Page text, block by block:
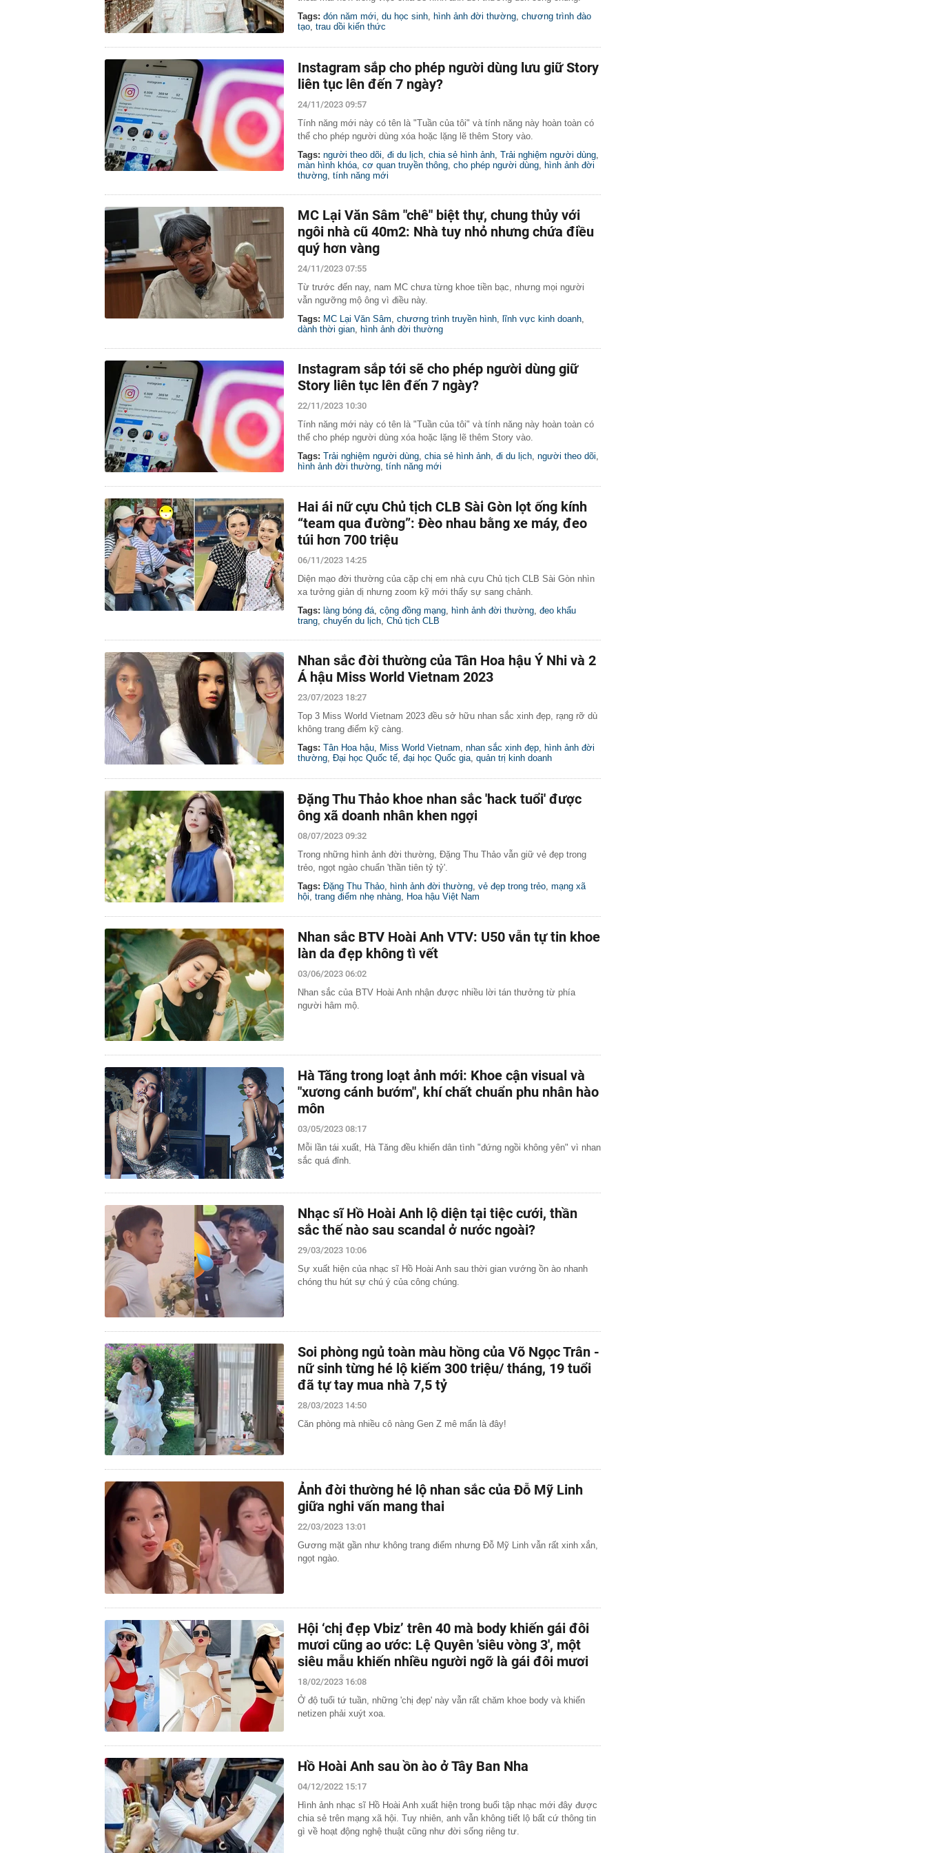
Tags: đón năm mới, du học sinh, hình ảnh đời thường, chương trình đào
tạo, trau dồi kiến thức
Instagram sắp cho phép người dùng lưu giữ Story
liên tục lên đến 7 ngày?
24/11/2023 09:57
Tính năng mới này có tên là "Tuần của tôi" và tính năng này hoàn toàn có
thể cho phép người dùng xóa hoặc lặng lẽ thêm Story vào.
Tags: người theo dõi đi du lịch chia sẻ hình ảnh Trải nghiệm người dùng
màn hình khóa cơ quan truyền thông cho phép người dùng hình ảnh đời
thường tính năng mới
MC Lại Văn Sâm "chê" biệt thự, chung thủy với
ngôi nhà cũ 40m2: Nhà tuy nhỏ nhưng chứa điều
quý hơn vàng
24/11/2023 07:55
Từ trước đến nay, nam MC chưa từng khoe tiền bạc, nhưng mọi người
vẫn ngưỡng mộ ông vì điều này.
Tags: MC Lại Văn Sâm chương trình truyền hình lĩnh vực kinh doanh
dành thời gian hình ảnh đời thường
Instagram sắp tới sẽ cho phép người dùng giữ
Story liên tục lên đến 7 ngày?
22/11/2023 10:30
Tính năng mới này có tên là "Tuần của tôi" và tính năng này hoàn toàn có
thể cho phép người dùng xóa hoặc lặng lẽ thêm Story vào.
Tags: Trải nghiệm người dùng chia sẻ hình ảnh đi du lịch người theo dõi
hình ảnh đời thường tính năng mới
Hai ái nữ cựu Chủ tịch CLB Sài Gòn lọt ống kính
“team qua đường”: Đèo nhau bằng xe máy, đeo
túi hơn 700 triệu
06/11/2023 14:25
Diện mạo đời thường của cặp chị em nhà cựu Chủ tịch CLB Sài Gòn nhìn
xa tưởng giản dị nhưng zoom kỹ mới thấy sự sang chảnh.
Tags: làng bóng đá, cộng đồng mạng, hình ảnh đời thường, đeo khẩu
trang, chuyến du lịch, Chủ tịch CLB
Nhan sắc đời thường của Tân Hoa hậu Ý Nhi và 2
Á hậu Miss World Vietnam 2023
23/07/2023 18:27
Top 3 Miss World Vietnam 2023 đều sở hữu nhan sắc xinh đẹp, rạng rỡ dù
không trang điểm kỹ càng.
Tags: Tân Hoa hậu, Miss World Vietnam, nhan sắc xinh đẹp, hình ảnh đời
thường, Đại học Quốc tế, đại học Quốc gia, quản trị kinh doanh
Đặng Thu Thảo khoe nhan sắc 'hack tuổi' được
ông xã doanh nhân khen ngợi
08/07/2023 09:32
Trong những hình ảnh đời thường, Đặng Thu Thảo vẫn giữ vẻ đẹp trong
trẻo, ngọt ngào chuẩn 'thần tiên tỷ tỷ'.
Tags: Đặng Thu Thảo hình ảnh đời thường vẻ đẹp trong trẻo mạng xã
hội trang điểm nhẹ nhàng Hoa hậu Việt Nam
Nhan sắc BTV Hoài Anh VTV: U50 vẫn tự tin khoe
làn da đẹp không tì vết
03/06/2023 06:02
Nhan sắc của BTV Hoài Anh nhận được nhiều lời tán thưởng từ phía
người hâm mộ.
Hà Tăng trong loạt ảnh mới: Khoe cận visual và
"xương cánh bướm", khí chất chuẩn phu nhân hào
môn
03/05/2023 08:17
Mỗi lần tái xuất, Hà Tăng đều khiến dân tình "đứng ngồi không yên" vì nhan
sắc quá đỉnh.
Nhạc sĩ Hồ Hoài Anh lộ diện tại tiệc cưới, thần
sắc thế nào sau scandal ở nước ngoài?
29/03/2023 10:06
Sự xuất hiện của nhạc sĩ Hồ Hoài Anh sau thời gian vướng ồn ào nhanh
chóng thu hút sự chú ý của công chúng.
Soi phòng ngủ toàn màu hồng của Võ Ngọc Trân -
nữ sinh từng hé lộ kiếm 300 triệu/ tháng, 19 tuổi
đã tự tay mua nhà 7,5 tỷ
28/03/2023 14:50
Căn phòng mà nhiều cô nàng Gen Z mê mẩn là đây!
Ảnh đời thường hé lộ nhan sắc của Đỗ Mỹ Linh
giữa nghi vấn mang thai
22/03/2023 13:01
Gương mặt gần như không trang điểm nhưng Đỗ Mỹ Linh vẫn rất xinh xắn,
ngọt ngào.
Hội ‘chị đẹp Vbiz’ trên 40 mà body khiến gái đôi
mươi cũng ao ước: Lệ Quyên 'siêu vòng 3', một
siêu mẫu khiến nhiều người ngỡ là gái đôi mươi
18/02/2023 16:08
Ở độ tuổi tứ tuần, những 'chị đẹp' này vẫn rất chăm khoe body và khiến
netizen phải xuýt xoa.
Hồ Hoài Anh sau ồn ào ở Tây Ban Nha
04/12/2022 15:17
Hình ảnh nhạc sĩ Hồ Hoài Anh xuất hiện trong buổi tập nhạc mới đây được
chia sẻ trên mạng xã hội. Tuy nhiên, anh vẫn không tiết lộ bất cứ thông tin
gì về hoạt động nghệ thuật cũng như đời sống riêng tư.